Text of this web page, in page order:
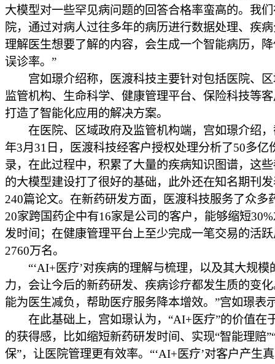
大模型对一些罕见病问题的回答合格率蛮高的。我
院，通过对病人过往多年的病历进行数据处理、疾
理解医生想要了解的内容，会生成一个智能病历，
误诊率。”
宫如璟介绍称，医渡科技主要针对包括医院、区
监管机构、生命科学、健康管理平台、保险科技等
打造了智能化应用的解决方案。
在医院、区域政府及监管机构端，宫如璟介绍，
年3月31日，医渡科技经客户授权处理分析了50多亿
录，在此过程中，积累了大量的疾病知识图谱，这
的大模型建设打了很好的基础，此外还在知名期刊
240篇论文。在新药研发方面，医渡科技服务了众多
20家跨国药企中有16家是公司的客户，能够缩短
发时间；在健康管理平台上至少完成一笔交易的活
2760万名。
“‘AI+医疗’对疾病的理解与梳理，以及其大规模
力，会让今后的新药研发、疾病诊疗都发生质的变
能为医生减负，帮助医疗服务降本增效。”宫如璟表
在此基础上，宫如璟认为，“AI+医疗”的价值在
的获得感，比如缩短新药研发时间、实现“智能理赔
保”，让医院管理更有效率。“‘AI+医疗’对客户产生